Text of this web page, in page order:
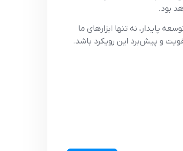
بود.
پایدار، نه تنها ابزارهای ما
و پیش‌برد این رویکرد باشد.